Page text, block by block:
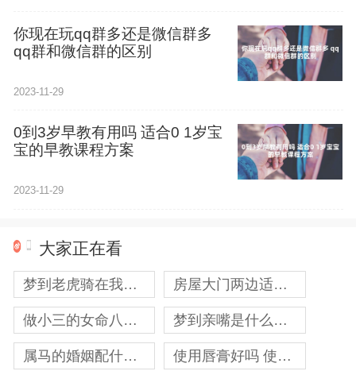
你现在玩qq群多还是微信群多
qq群和微信群的区别
2023-11-29
0到3岁早教有用吗 适合0 1岁宝
宝的早教课程方案
2023-11-29
大家正在看
梦到老虎骑在我背上是什么意思？什么预兆 房屋大门两边适合放什么盆栽，大门俩边盆栽图
做小三的女命八字 女命当小三命格 梦到亲嘴是什么意思？算春梦吗
属马的婚姻配什么属相最好 使用唇膏好吗 使用唇膏好处